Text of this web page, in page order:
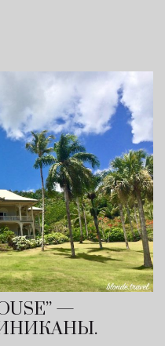
—